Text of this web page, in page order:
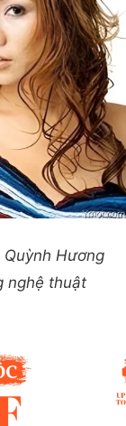
Hương
nghệ thuật